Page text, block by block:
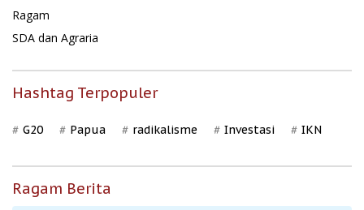
Ragam
SDA dan Agraria
Hashtag Terpopuler
G20 Papua radikalisme Investasi IKN
Ragam Berita